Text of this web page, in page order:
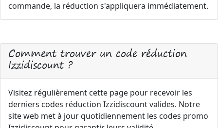
commande, la réduction s'appliquera immédiatement.
Comment trouver un code réduction
Izzidiscount ?
Visitez régulièrement cette page pour recevoir les
derniers codes réduction Izzidiscount valides. Notre
site web met à jour quotidiennement les codes promo